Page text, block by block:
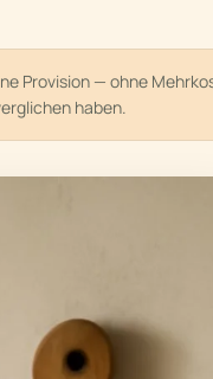
Provision — ohne
haben.